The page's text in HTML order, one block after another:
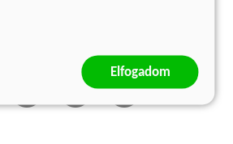
Elfogadom